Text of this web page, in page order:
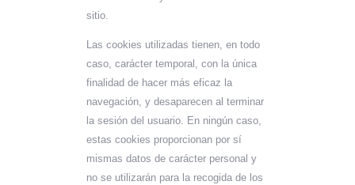
sitio.
Las cookies utilizadas tienen, en todo
caso, carácter temporal, con la única
finalidad de hacer más eficaz la
navegación, y desaparecen al terminar
la sesión del usuario. En ningún caso,
estas cookies proporcionan por sí
mismas datos de carácter personal y
no se utilizarán para la recogida de los